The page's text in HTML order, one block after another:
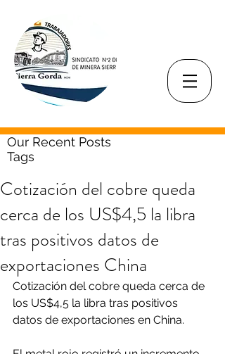
Our Recent Posts
Tags
Cotización del cobre queda
cerca de los US$4,5 la libra
tras positivos datos de
exportaciones China
Cotización del cobre queda cerca de
los US$4,5 la libra tras positivos
datos de exportaciones en China.